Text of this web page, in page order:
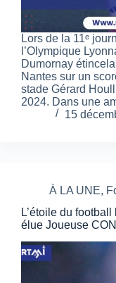
Lors de la 11ᵉ
l’Olympique
Dumornay
Nantes sur un
stade Gérard
2024. Dans une
15
À LA UNE,
L’étoile du
élue Joueuse